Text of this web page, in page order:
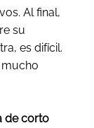
Al final,
su
es difícil.
de corto